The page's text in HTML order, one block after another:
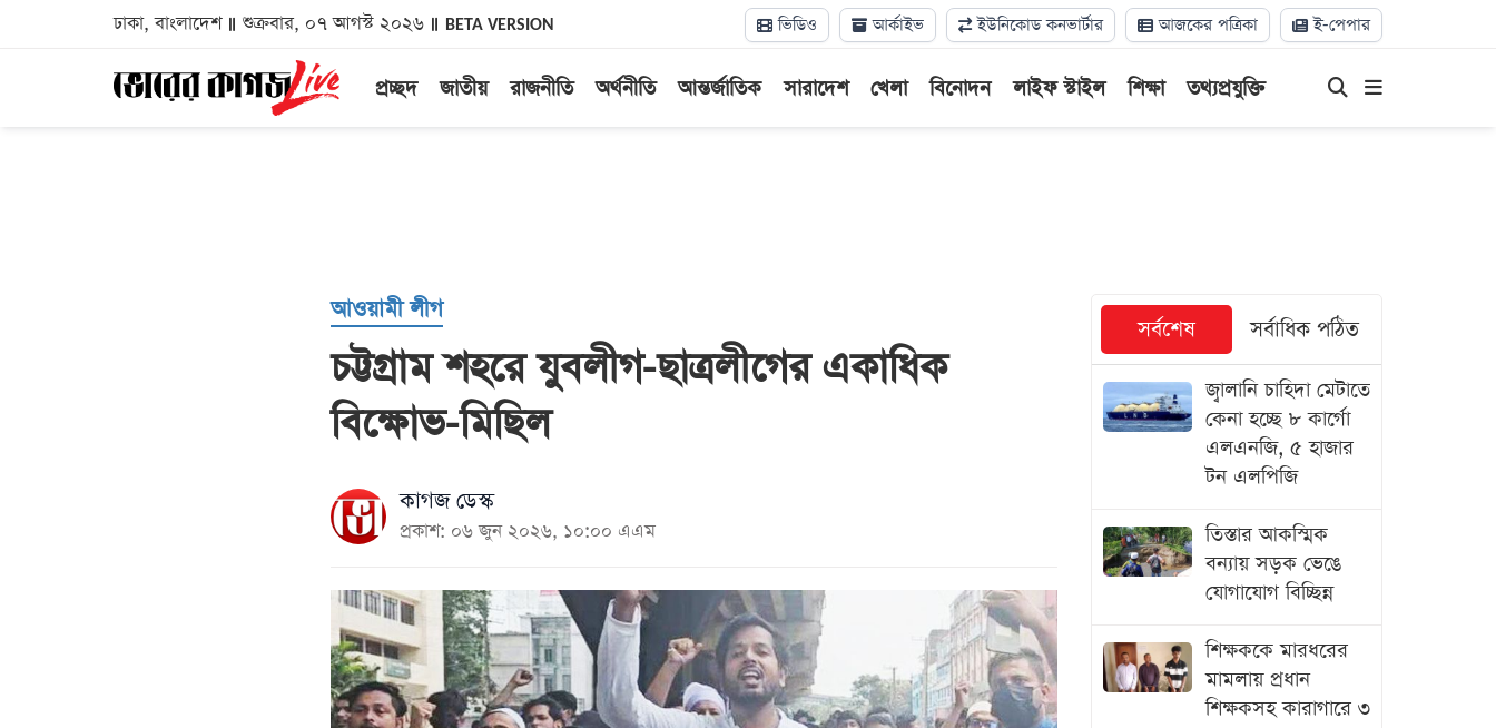
ঢাকা, বাংলাদেশ শুক্রবার, ০৭ আগস্ট ২০২৬ BETA VERSION ভিডিও আর্কাইভ ইউনিকোড কনভার্টার আজকের পত্রিকা ই-পেপার
প্রচ্ছদ জাতীয় রাজনীতি অর্থনীতি আন্তর্জাতিক সারাদেশ খেলা বিনোদন লাইফ স্টাইল শিক্ষা তথ্যপ্রযুক্তি
আওয়ামী লীগ
চট্টগ্রাম শহরে যুবলীগ-ছাত্রলীগের একাধিক
বিক্ষোভ-মিছিল
কাগজ ডেস্ক
প্রকাশ: ০৬ জুন ২০২৬, ১০:০০ এএম
সর্বশেষ সর্বাধিক পঠিত
জ্বালানি চাহিদা মেটাতে
কেনা হচ্ছে ৮ কার্গো
এলএনজি, ৫ হাজার
টন এলপিজি
তিস্তার আকস্মিক
বন্যায় সড়ক ভেঙে
যোগাযোগ বিচ্ছিন্ন
শিক্ষককে মারধরের
মামলায় প্রধান
শিক্ষকসহ কারাগারে ৩